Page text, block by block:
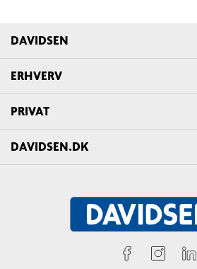
DAVIDSEN
ERHVERV
PRIVAT
DAVIDSEN.DK